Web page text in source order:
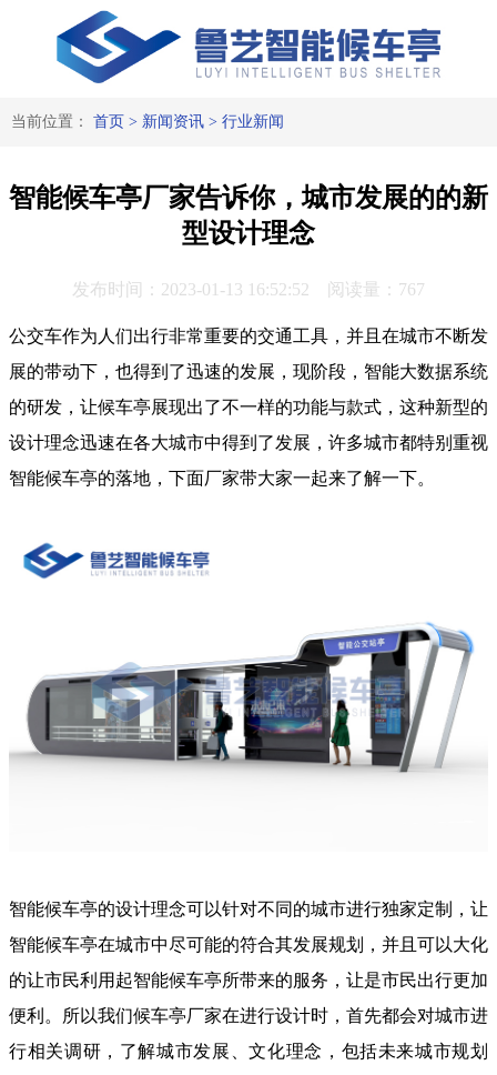
当前位置： 首页 > 新闻资讯> 行业新闻
智能候车亭厂家告诉你，城市发展的的新
型设计理念
发布时间：2023-01-13 16:52:52 阅读量：767
公交车作为人们出行非常重要的交通工具，并且在城市不断发
展的带动下，也得到了迅速的发展，现阶段，智能大数据系统
的研发，让候车亭展现出了不一样的功能与款式，这种新型的
设计理念迅速在各大城市中得到了发展，许多城市都特别重视
智能候车亭的落地，下面厂家带大家一起来了解一下。
智能候车亭的设计理念可以针对不同的城市进行独家定制，让
智能候车亭在城市中尽可能的符合其发展规划，并且可以大化
的让市民利用起智能候车亭所带来的服务，让是市民出行更加
便利。所以我们候车亭厂家在进行设计时，首先都会对城市进
行相关调研，了解城市发展、文化理念，包括未来城市规划